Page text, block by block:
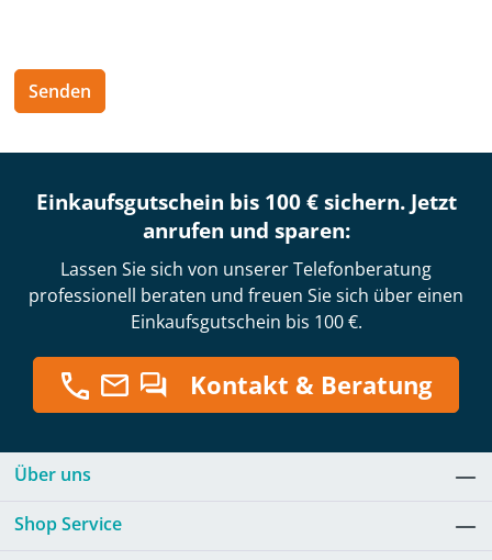
Senden
Einkaufsgutschein bis 100 € sichern. Jetzt
anrufen und sparen:
Lassen Sie sich von unserer Telefonberatung
professionell beraten und freuen Sie sich über einen
Einkaufsgutschein bis 100 €.
Kontakt & Beratung
Über uns
Shop Service